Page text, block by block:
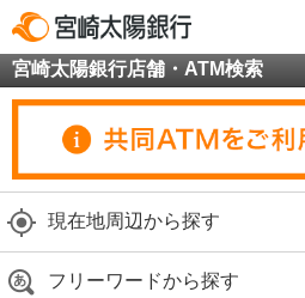
宮崎太陽銀行店舗・ATM検索
現在地周辺から探す
フリーワードから探す